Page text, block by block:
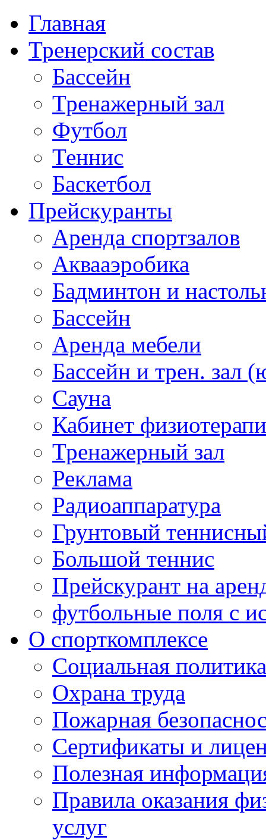
Главная
Тренерский состав
Бассейн
Тренажерный зал
Футбол
Теннис
Баскетбол
Прейскуранты
Аренда спортзалов
Аквааэробика
Бадминтон и
Бассейн
Аренда мебели
Бассейн и трен. зал
Сауна
Кабинет
Тренажерный зал
Реклама
Радиоаппаратура
Грунтовый
Большой теннис
Прейскурант на
футбольные поля с
О спорткомплексе
Социальная политика
Охрана труда
Пожарная
Сертификаты и
Полезная
Правила оказания
услуг